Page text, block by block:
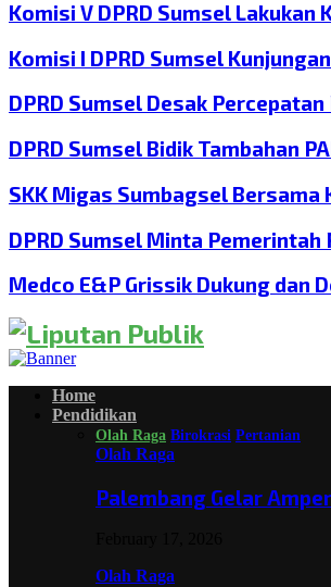
Komisi V DPRD Sumsel Lakukan
Komisi I DPRD Sumsel
DPRD Sumsel Desak
DPRD Sumsel Bidik Tambahan
SKK Migas Sumbagsel
DPRD Sumsel Minta
Medco E&P Grissik Dukung dan
Home
Pendidikan
Olah Raga Birokrasi Pertanian
Olah Raga
Palembang Gelar
Olah Raga